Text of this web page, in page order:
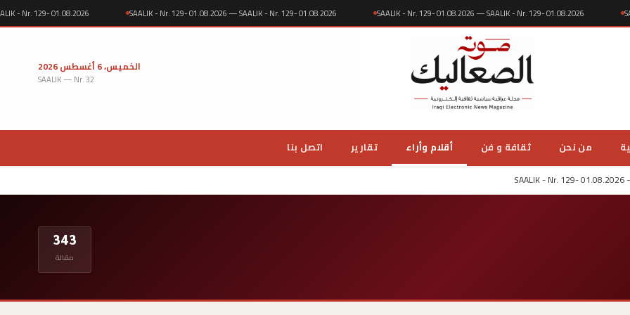
- Nr. 129- 01.08.2026 SAALIK - Nr. 129- 01.08.2026 — SAALIK - Nr. 129- 01.08.2026 SAALIK - Nr. 129- 01.08.2026 — SAALIK - Nr. 129- 01.08.2026
الخميس، 6 أغسطس 2026
SAALIK — Nr. 32
من نحن ثقافة و فن أقلام وأراء تقارير اتصل بنا
SAALIK - Nr. 129-
343
مقالة